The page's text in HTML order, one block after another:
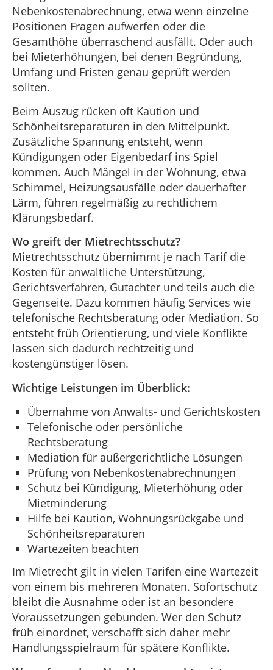
Nebenkostenabrechnung, etwa wenn einzelne
Positionen Fragen aufwerfen oder die
Gesamthöhe überraschend ausfällt. Oder auch
bei Mieterhöhungen, bei denen Begründung,
Umfang und Fristen genau geprüft werden
sollten.
Beim Auszug rücken oft Kaution und
Schönheitsreparaturen in den Mittelpunkt.
Zusätzliche Spannung entsteht, wenn
Kündigungen oder Eigenbedarf ins Spiel
kommen. Auch Mängel in der Wohnung, etwa
Schimmel, Heizungsausfälle oder dauerhafter
Lärm, führen regelmäßig zu rechtlichem
Klärungsbedarf.
Wo greift der Mietrechtsschutz?
Mietrechtsschutz übernimmt je nach Tarif die
Kosten für anwaltliche Unterstützung,
Gerichtsverfahren, Gutachter und teils auch die
Gegenseite. Dazu kommen häufig Services wie
telefonische Rechtsberatung oder Mediation. So
entsteht früh Orientierung, und viele Konflikte
lassen sich dadurch rechtzeitig und
kostengünstiger lösen.
Wichtige Leistungen im Überblick:
Übernahme von Anwalts- und Gerichtskosten
Telefonische oder persönliche
Rechtsberatung
Mediation für außergerichtliche Lösungen
Prüfung von Nebenkostenabrechnungen
Schutz bei Kündigung, Mieterhöhung oder
Mietminderung
Hilfe bei Kaution, Wohnungsrückgabe und
Schönheitsreparaturen
Wartezeiten beachten
Im Mietrecht gilt in vielen Tarifen eine Wartezeit
von einem bis mehreren Monaten. Sofortschutz
bleibt die Ausnahme oder ist an besondere
Voraussetzungen gebunden. Wer den Schutz
früh einordnet, verschafft sich daher mehr
Handlungsspielraum für spätere Konflikte.